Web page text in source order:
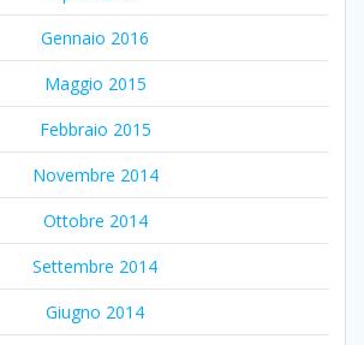
Gennaio 2016
Maggio 2015
Febbraio 2015
Novembre 2014
Ottobre 2014
Settembre 2014
Giugno 2014